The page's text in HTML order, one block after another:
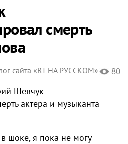
смерть
сайта «RT НА РУССКОМ» 80
Шевчук
актёра и музыканта
шоке, я пока не могу